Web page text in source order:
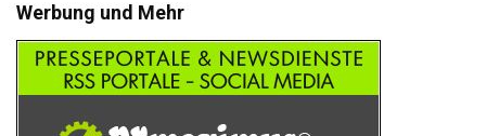
Werbung und Mehr